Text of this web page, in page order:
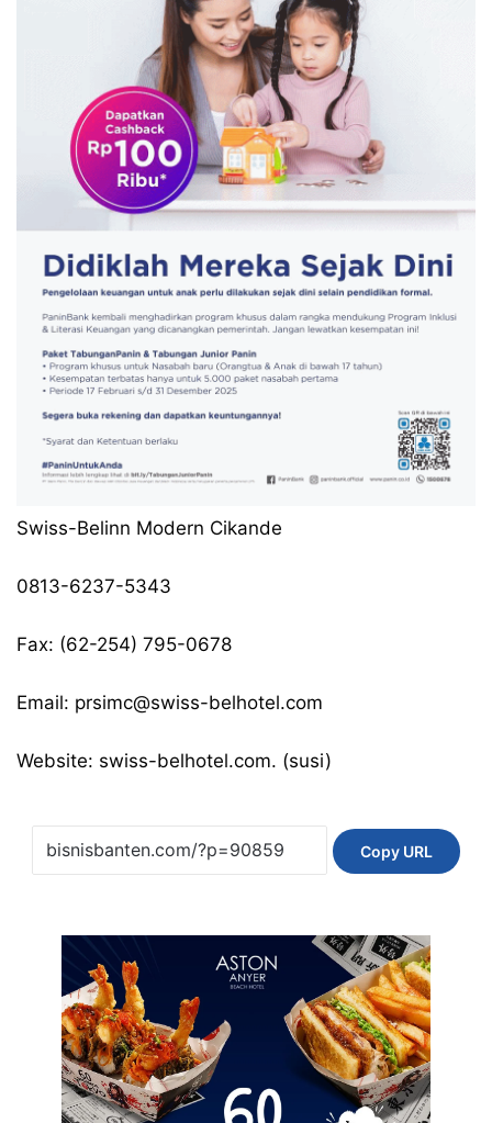
Swiss-Belinn Modern Cikande
0813-6237-5343
Fax: (62-254) 795-0678
Email: prsimc@swiss-belhotel.com
Website: swiss-belhotel.com. (susi)
Copy URL